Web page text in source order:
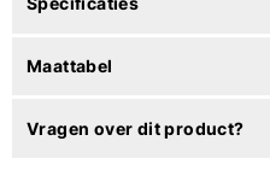
Maattabel
Vragen over dit product?